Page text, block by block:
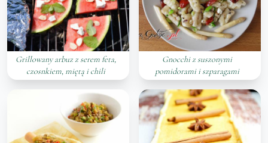
Grillowany arbuz z serem feta,
czosnkiem, miętą i chili
Gnocchi z suszonymi
pomidorami i szparagami